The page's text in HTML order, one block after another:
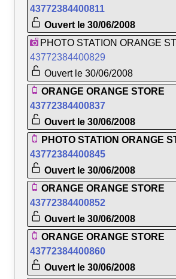
43772384400811
Ouvert le 30/06/2008
PHOTO STATION ORANGE
43772384400829
Ouvert le 30/06/2008
ORANGE ORANGE STORE
43772384400837
Ouvert le 30/06/2008
PHOTO STATION ORANGE
43772384400845
Ouvert le 30/06/2008
ORANGE ORANGE STORE
43772384400852
Ouvert le 30/06/2008
ORANGE ORANGE STORE
43772384400860
Ouvert le 30/06/2008